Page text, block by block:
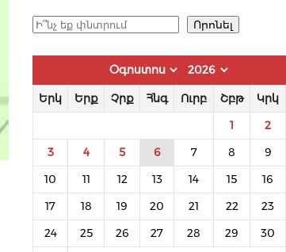
Որոնել Որոնել
Երկ Երք Չրք Հնգ Ուրբ Շբթ Կրկ
1 2
3 4 5 6 7 8 9
10 11 12 13 14 15 16
17 18 19 20 21 22 23
24 25 26 27 28 29 30